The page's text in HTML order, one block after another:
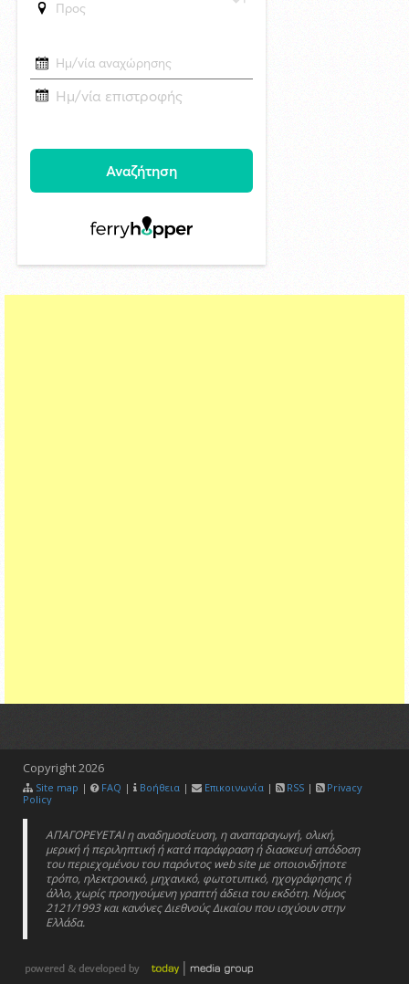
6/8/2026 22:03
στην Άνω Σύρο
Copyright2026
Site map | FAQ | Βοήθεια | Επικοινωνία | RSS |
Privacy
Policy
ΑΠΑΓΟΡΕΥΕΤΑΙ η αναδημοσίευση, η αναπαραγωγή, ολική,
μερική ή περιληπτική ή κατά παράφραση ή διασκευή απόδοση
του περιεχομένου του παρόντος web site με οποιονδήποτε
τρόπο, ηλεκτρονικό, μηχανικό, φωτοτυπικό, ηχογράφησης ή
άλλο, χωρίς προηγούμενη γραπτή άδεια του εκδότη. Νόμος
2121/1993 και κανόνες Διεθνούς Δικαίου που ισχύουν στην
Ελλάδα.